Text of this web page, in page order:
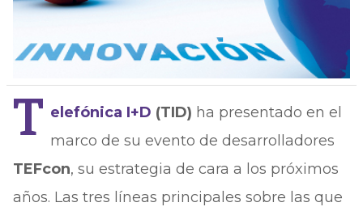
T elefónica I+D (TID) ha presentado en el
marco de su evento de desarrolladores
TEFcon, su estrategia de cara a los próximos
años. Las tres líneas principales sobre las que